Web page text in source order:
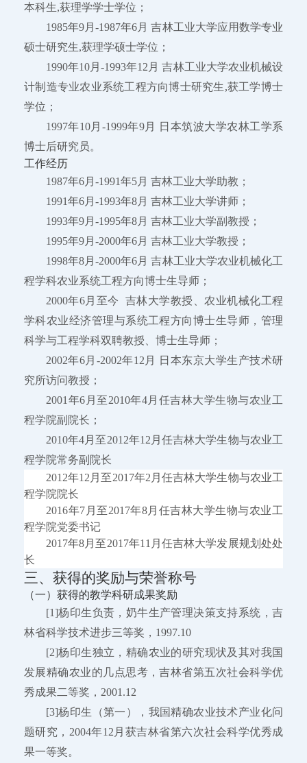
本科生,获理学学士学位；
1985年9月-1987年6月 吉林工业大学应用数学专业
硕士研究生,获理学硕士学位；
1990年10月-1993年12月 吉林工业大学农业机械设
计制造专业农业系统工程方向博士研究生,获工学博士
学位；
1997年10月-1999年9月 日本筑波大学农林工学系
博士后研究员。
工作经历
1987年6月-1991年5月 吉林工业大学助教；
1991年6月-1993年8月 吉林工业大学讲师；
1993年9月-1995年8月 吉林工业大学副教授；
1995年9月-2000年6月 吉林工业大学教授；
1998年8月-2000年6月 吉林工业大学农业机械化工
程学科农业系统工程方向博士生导师；
2000年6月至今 吉林大学教授、农业机械化工程
学科农业经济管理与系统工程方向博士生导师，管理
科学与工程学科双聘教授、博士生导师；
2002年6月-2002年12月 日本东京大学生产技术研
究所访问教授；
2001年6月至2010年4月任吉林大学生物与农业工
程学院副院长；
2010年4月至2012年12月任吉林大学生物与农业工
程学院常务副院长
2012年12月至2017年2月任吉林大学生物与农业工
程学院院长
2016年7月至2017年8月任吉林大学生物与农业工
程学院党委书记
2017年8月至2017年11月任吉林大学发展规划处处
长
三、获得的奖励与荣誉称号
（一）获得的教学科研成果奖励
[1]杨印生负责，奶牛生产管理决策支持系统，吉
林省科学技术进步三等奖，1997.10
[2]杨印生独立，精确农业的研究现状及其对我国
发展精确农业的几点思考，吉林省第五次社会科学优
秀成果二等奖，2001.12
[3]杨印生（第一），我国精确农业技术产业化问
题研究，2004年12月获吉林省第六次社会科学优秀成
果一等奖。